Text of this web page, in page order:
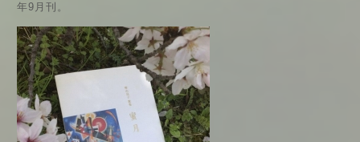
年9月刊。